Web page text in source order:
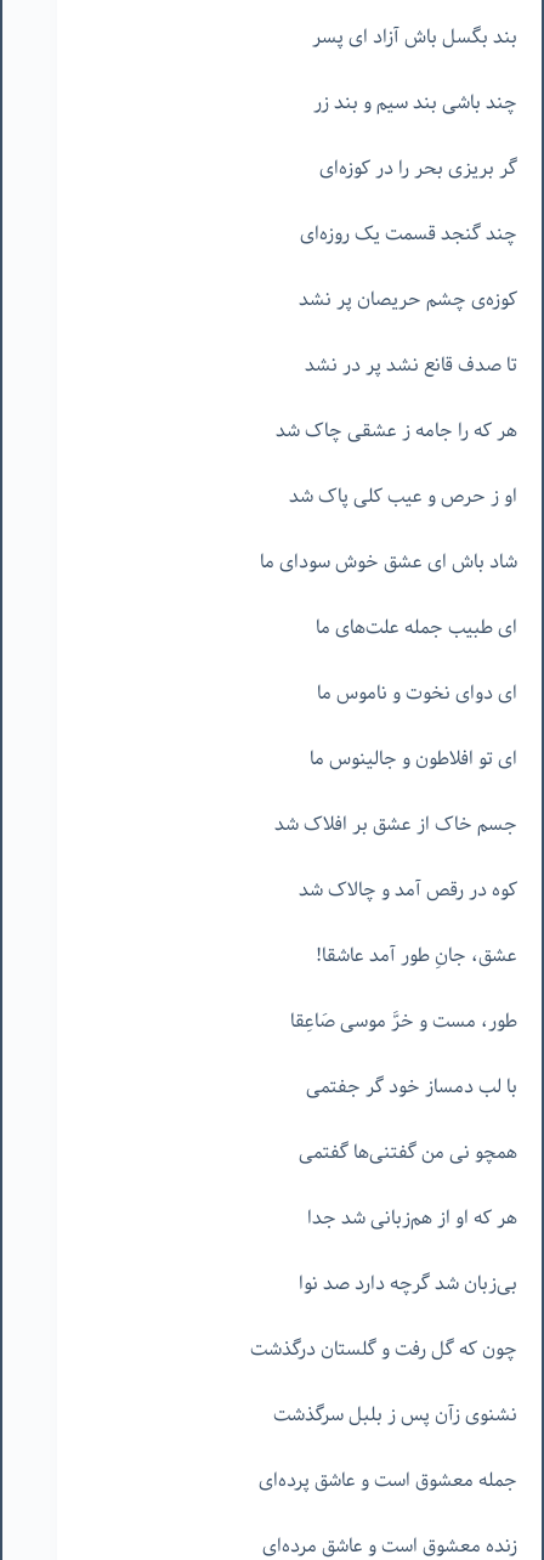
بند بگسل باش آزاد ای پسر
چند باشی بند سیم و بند زر
گر بریزی بحر را در کوزه‌ای
چند گنجد قسمت یک روزه‌ای
کوزه‌ی چشم حریصان پر نشد
تا صدف قانع نشد پر در نشد
هر که را جامه ز عشقی چاک شد
او ز حرص و عیب کلی پاک شد
شاد باش ای عشق خوش سودای ما
ای طبیب جمله علت‌های ما
ای دوای نخوت و ناموس ما
ای تو افلاطون و جالینوس ما
جسم خاک از عشق بر افلاک شد
کوه در رقص آمد و چالاک شد
عشق، جانِ طور آمد عاشقا!
طور، مست و خرَّ موسی صَاعِقا
با لب دمساز خود گر جفتمی
همچو نی من گفتنی‌ها گفتمی
هر که او از هم‌زبانی شد جدا
بی‌زبان شد گرچه دارد صد نوا
چون که گل رفت و گلستان درگذشت
نشنوی زآن پس ز بلبل سرگذشت
جمله معشوق است و عاشق پرده‌ای
زنده معشوق است و عاشق مرده‌ای